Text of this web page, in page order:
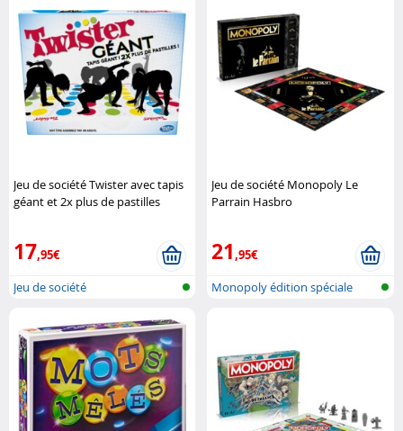
Jeu de société Twister avec tapis
géant et 2x plus de pastilles
17,95€
Jeu de société
Jeu de société Monopoly Le
Parrain Hasbro
21,95€
Monopoly édition spéciale